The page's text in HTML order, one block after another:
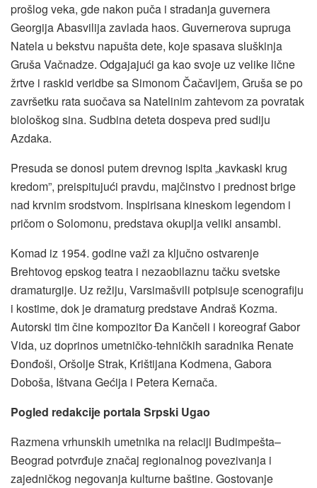
prošlog veka, gde nakon puča i stradanja guvernera
Georgija Abasvilija zavlada haos. Guvernerova supruga
Natela u bekstvu napušta dete, koje spasava sluškinja
Gruša Vačnadze. Odgajajući ga kao svoje uz velike lične
žrtve i raskid veridbe sa Simonom Čačavijem, Gruša se po
završetku rata suočava sa Natelinim zahtevom za povratak
biološkog sina. Sudbina deteta dospeva pred sudiju
Azdaka.
Presuda se donosi putem drevnog ispita „kavkaski krug
kredom”, preispitujući pravdu, majčinstvo i prednost brige
nad krvnim srodstvom. Inspirisana kineskom legendom i
pričom o Solomonu, predstava okuplja veliki ansambl.
Komad iz 1954. godine važi za ključno ostvarenje
Brehtovog epskog teatra i nezaobilaznu tačku svetske
dramaturgije. Uz režiju, Varsimašvili potpisuje scenografiju
i kostime, dok je dramaturg predstave Andraš Kozma.
Autorski tim čine kompozitor Đa Kančeli i koreograf Gabor
Vida, uz doprinos umetničko-tehničkih saradnika Renate
Đonđoši, Oršolje Strak, Krištijana Kodmena, Gabora
Doboša, Ištvana Gećija i Petera Kernača.
Pogled redakcije portala Srpski Ugao
Razmena vrhunskih umetnika na relaciji Budimpešta–
Beograd potvrđuje značaj regionalnog povezivanja i
zajedničkog negovanja kulturne baštine. Gostovanje